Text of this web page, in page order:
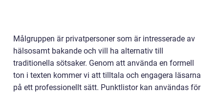
Målgruppen är privatpersoner som är intresserade av
hälsosamt bakande och vill ha alternativ till
traditionella sötsaker. Genom att använda en formell
ton i texten kommer vi att tilltala och engagera läsarna
på ett professionellt sätt. Punktlistor kan användas för